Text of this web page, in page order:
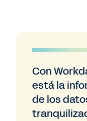
Con
está la
de los